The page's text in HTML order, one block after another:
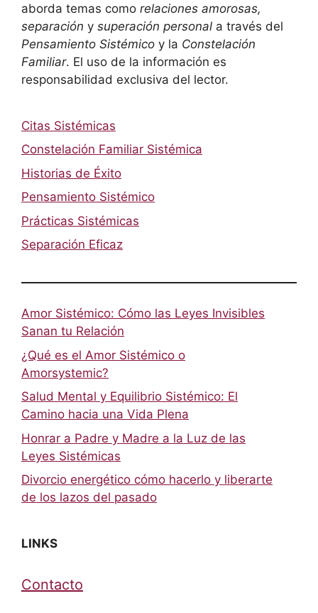
aborda temas como relaciones amorosas,
separación y superación personal a través del
Pensamiento Sistémico y la Constelación
Familiar. El uso de la información es
responsabilidad exclusiva del lector.
Citas Sistémicas
Constelación Familiar Sistémica
Historias de Éxito
Pensamiento Sistémico
Prácticas Sistémicas
Separación Eficaz
Amor Sistémico: Cómo las Leyes Invisibles
Sanan tu Relación
¿Qué es el Amor Sistémico o
Amorsystemic?
Salud Mental y Equilibrio Sistémico: El
Camino hacia una Vida Plena
Honrar a Padre y Madre a la Luz de las
Leyes Sistémicas
Divorcio energético cómo hacerlo y liberarte
de los lazos del pasado
LINKS
Contacto